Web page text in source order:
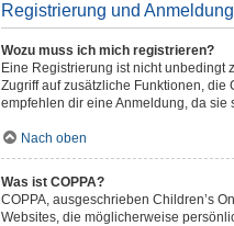
Registrierung und Anmeldung
Wozu muss ich mich registrieren?
Eine Registrierung ist nicht unbedingt
Zugriff auf zusätzliche Funktionen, die
empfehlen dir eine Anmeldung, da
Nach oben
Was ist COPPA?
COPPA, ausgeschrieben Children’s
Websites, die möglicherweise